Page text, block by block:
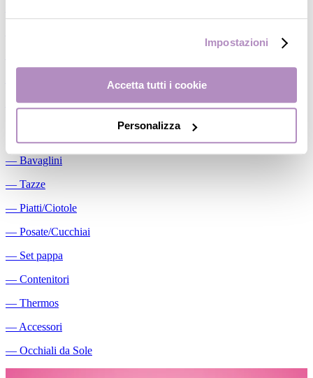
Impostazioni
Accetta tutti i cookie
Personalizza
Conservalatte Materno
―Massaggiagengive
― Bavaglini
― Tazze
― Piatti/Ciotole
― Posate/Cucchiai
― Set pappa
― Contenitori
― Thermos
― Accessori
― Occhiali da Sole